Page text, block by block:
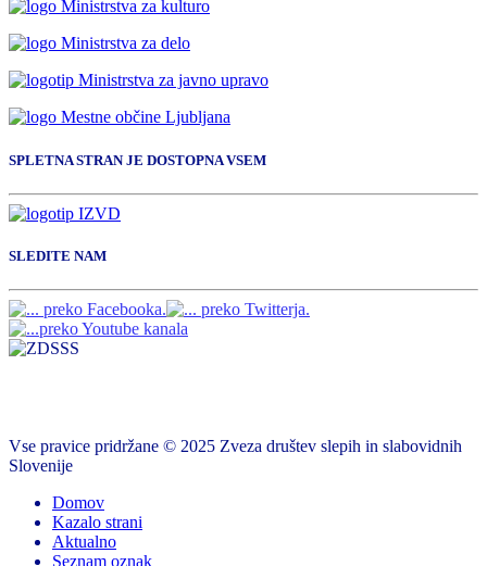
SPLETNA STRAN JE DOSTOPNA VSEM
SLEDITE NAM
Vse pravice pridržane © 2025 Zveza društev slepih in slabovidnih
Slovenije
Domov
Kazalo strani
Aktualno
Seznam oznak